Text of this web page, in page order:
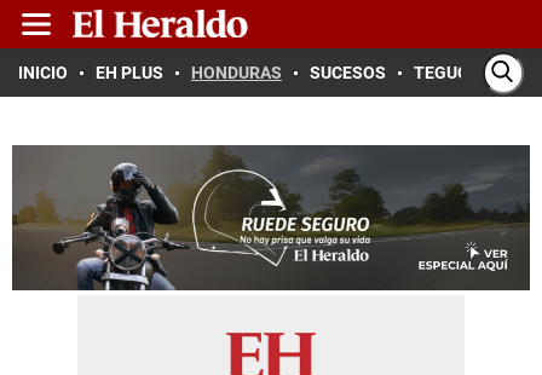
INICIO EH PLUS HONDURAS SUCESOS TEGUCIGALPA